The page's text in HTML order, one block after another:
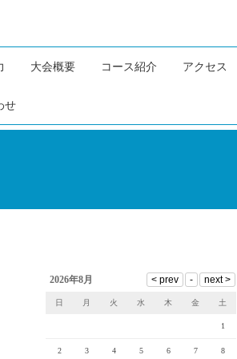
大会概要 コース紹介 アクセス
せ
2026年8月
日 月 火 水 木 金 土
1
2 3 4 5 6 7 8